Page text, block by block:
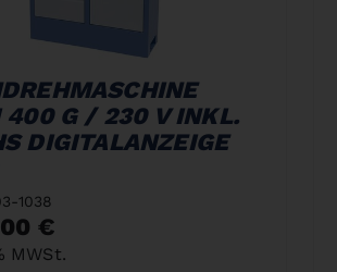
400 G / 230 V INKL.
DIGITALANZEIGE
1038
€
MWSt.